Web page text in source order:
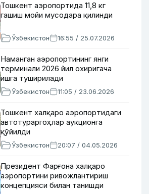
Тошкент аэропортида 11,8 кг
гашиш мойи мусодара қилинди
Ўзбекистон 16:55 / 25.07.2026
Наманган аэропортининг янги
терминали 2026 йил охиригача
ишга туширилади
Ўзбекистон 11:05 / 23.06.2026
Тошкент халқаро аэропортидаги
автотураргоҳлар аукционга
қўйилди
Ўзбекистон 20:07 / 04.05.2026
Президент Фарғона халқаро
аэропортини ривожлантириш
концепцияси билан танишди